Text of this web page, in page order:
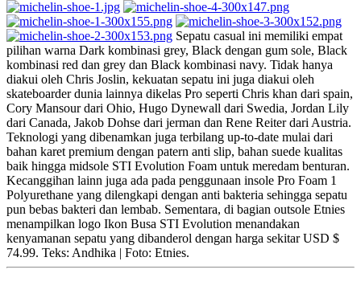
Sepatu casual ini memiliki empat
pilihan warna Dark kombinasi grey, Black dengan gum sole, Black
kombinasi red dan grey dan Black kombinasi navy. Tidak hanya
diakui oleh Chris Joslin, kekuatan sepatu ini juga diakui oleh
skateboarder dunia lainnya dikelas Pro seperti Chris khan dari spain,
Cory Mansour dari Ohio, Hugo Dynewall dari Swedia, Jordan Lily
dari Canada, Jakob Dohse dari jerman dan Rene Reiter dari Austria.
Teknologi yang dibenamkan juga terbilang up-to-date mulai dari
bahan karet premium dengan patern anti slip, bahan suede kualitas
baik hingga midsole STI Evolution Foam untuk meredam benturan.
Kecanggihan lainn juga ada pada penggunaan insole Pro Foam 1
Polyurethane yang dilengkapi dengan anti bakteria sehingga sepatu
pun bebas bakteri dan lembab. Sementara, di bagian outsole Etnies
menampilkan logo Ikon Busa STI Evolution menandakan
kenyamanan sepatu yang dibanderol dengan harga sekitar USD $
74.99. Teks: Andhika | Foto: Etnies.